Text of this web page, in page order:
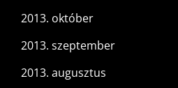
2013. október
2013. szeptember
2013. augusztus